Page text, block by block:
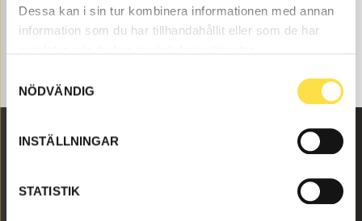
Dessa kan i sin tur kombinera informationen med annan
information som du har tillhandahållit eller som de har
NÖDVÄNDIG
INSTÄLLNINGAR
STATISTIK